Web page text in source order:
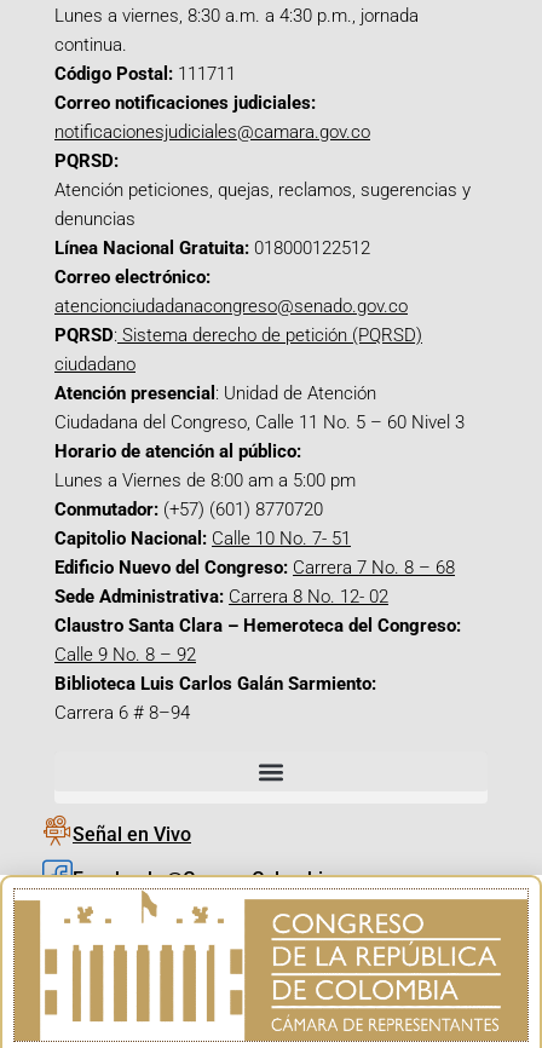
Lunes a viernes, 8:30 a.m. a 4:30 p.m., jornada
continua.
Código Postal: 111711
Correo notificaciones judiciales:
notificacionesjudiciales@camara.gov.co
PQRSD:
Atención peticiones, quejas, reclamos, sugerencias y
denuncias
Línea Nacional Gratuita: 018000122512
Correo electrónico:
atencionciudadanacongreso@senado.gov.co
PQRSD: Sistema derecho de petición (PQRSD)
ciudadano
Atención presencial : Unidad de Atención
Ciudadana del Congreso, Calle 11 No. 5 – 60 Nivel 3
Horario de atención al público:
Lunes a Viernes de 8:00 am a 5:00 pm
Conmutador: (+57) (601) 8770720
Capitolio Nacional: Calle 10 No. 7- 51
Edificio Nuevo del Congreso: Carrera 7 No. 8 – 68
Sede Administrativa: Carrera 8 No. 12- 02
Claustro Santa Clara – Hemeroteca del Congreso:
Calle 9 No. 8 – 92
Biblioteca Luis Carlos Galán Sarmiento:
Carrera 6 # 8–94
Señal en Vivo
Facebook_@CamaraColombia
Instagram_@CamaraColombia
X_@CamaraColombia
Youtube_@CamaraColombia